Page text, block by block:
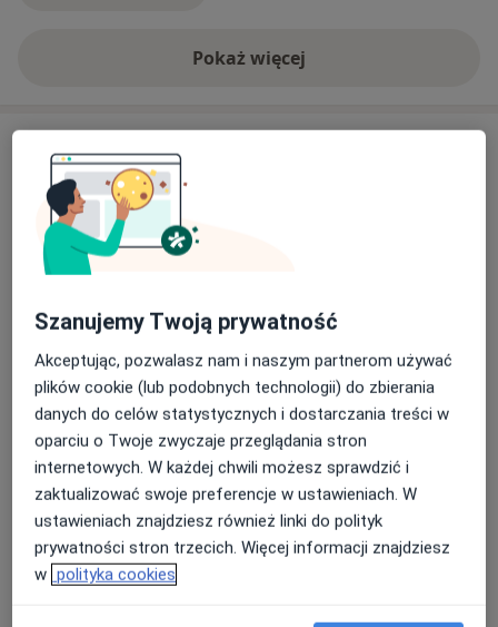
Pokaż więcejo doświadczeniu
Chirurgia stomatologiczna
Szczegóły
Szczegóły
Wybielanie zębów
Szczegóły Umów wizytę
Wkłady koronowo-korzeniowe
Szczegóły Umów wizytę
Usuwanie zębów
Szanujemy Twoją prywatność
Akceptując, pozwalasz nam i naszym partnerom używać
plików cookie (lub podobnych technologii) do zbierania
danych do celów statystycznych i dostarczania treści w
oparciu o Twoje zwyczaje przeglądania stron
internetowych. W każdej chwili możesz sprawdzić i
zaktualizować swoje preferencje w ustawieniach. W
ustawieniach znajdziesz również linki do polityk
prywatności stron trzecich. Więcej informacji znajdziesz
w polityka cookies